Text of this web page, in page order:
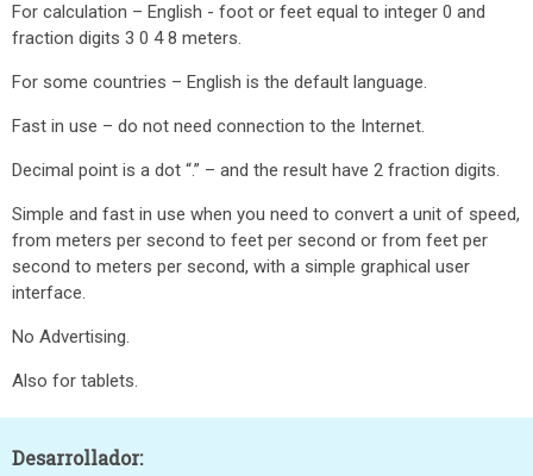
For calculation – English - foot or feet equal to integer 0 and
fraction digits 3 0 4 8 meters.
For some countries – English is the default language.
Fast in use – do not need connection to the Internet.
Decimal point is a dot “.” – and the result have 2 fraction digits.
Simple and fast in use when you need to convert a unit of speed,
from meters per second to feet per second or from feet per
second to meters per second, with a simple graphical user
interface.
No Advertising.
Also for tablets.
Desarrollador: